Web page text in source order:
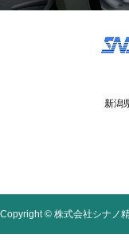
新潟
Copyright © 株式会社シナノ